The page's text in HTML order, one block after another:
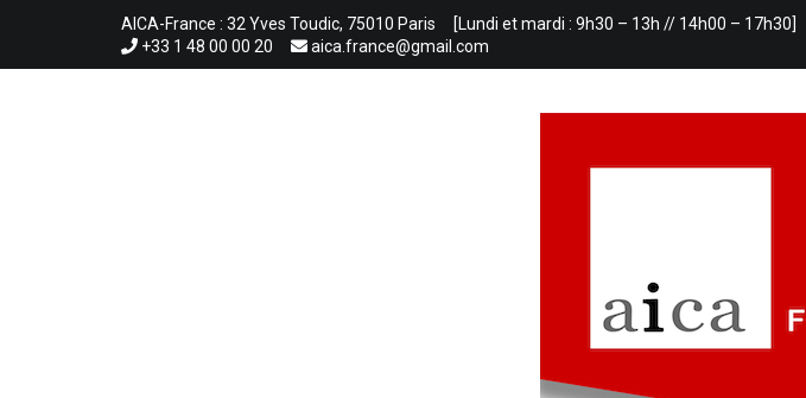
AICA-France : 32 Yves Toudic, 75010 Paris [Lundi et mardi : 9h30 – 13h // 14h00 – 17h30]
+33 1 48 00 00 20
aica.france@gmail.com